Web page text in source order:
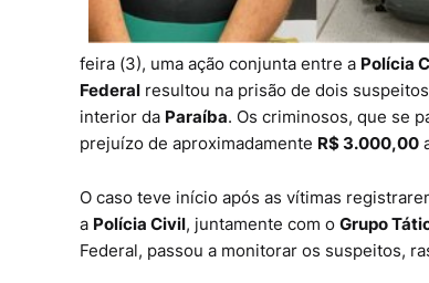
feira (3), uma ação conjunta entre a Polícia
Federal resultou na prisão de dois
interior da Paraíba. Os criminosos, que se
prejuízo de aproximadamente R$ 3.000,00
O caso teve início após as vítimas
a Polícia Civil, juntamente com o Grupo
Federal, passou a monitorar os suspeitos,